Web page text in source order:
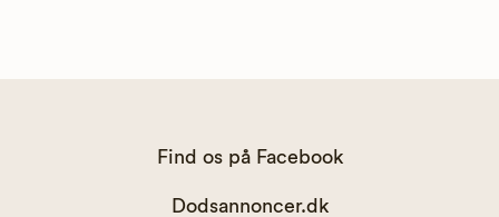
Find os på Facebook
Dodsannoncer.dk